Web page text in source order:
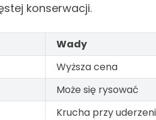
konserwacji.
Wady
Wyższa cena
Może się rysować
Krucha przy